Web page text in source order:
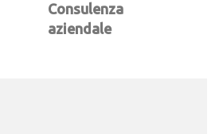
Consulenza
aziendale